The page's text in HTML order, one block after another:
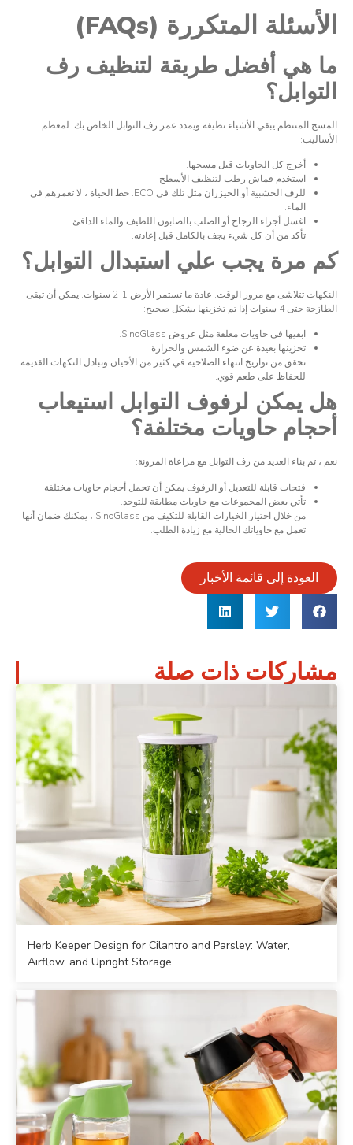
الأسئلة المتكررة (FAQs)
ما هي أفضل طريقة لتنظيف رف
التوابل؟
المسح المنتظم يبقي الأشياء نظيفة ويمدد عمر رف التوابل الخاص بك. لمعظم
الأساليب:
أخرج كل الحاويات قبل مسحها.
استخدم قماش رطب لتنظيف الأسطح.
للرف الخشبية أو الخيزران مثل تلك في ECO. خط الحياة ، لا تغمرهم في
الماء.
اغسل أجزاء الزجاج أو الصلب بالصابون اللطيف والماء الدافئ.
تأكد من أن كل شيء يجف بالكامل قبل إعادته.
كم مرة يجب علي استبدال التوابل؟
النكهات تتلاشى مع مرور الوقت. عادة ما تستمر الأرض 1-2 سنوات. يمكن أن تبقى
الطازجة حتى 4 سنوات إذا تم تخزينها بشكل صحيح:
ابقيها في حاويات مغلقة مثل عروض SinoGlass.
تخزينها بعيدة عن ضوء الشمس والحرارة.
تحقق من تواريخ انتهاء الصلاحية في كثير من الأحيان وتبادل النكهات القديمة
للحفاظ على طعم قوي.
هل يمكن لرفوف التوابل استيعاب
أحجام حاويات مختلفة؟
نعم ، تم بناء العديد من رف التوابل مع مراعاة المرونة:
فتحات قابلة للتعديل أو الرفوف يمكن أن تحمل أحجام حاويات مختلفة.
تأتي بعض المجموعات مع حاويات مطابقة للتوحد.
من خلال اختيار الخيارات القابلة للتكيف من SinoGlass ، يمكنك ضمان أنها
تعمل مع حاوياتك الحالية مع زيادة الطلب.
العودة إلى قائمة الأخبار
مشاركات ذات صلة
Herb Keeper Design for Cilantro and Parsley: Water,
Airflow, and Upright Storage